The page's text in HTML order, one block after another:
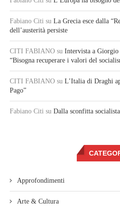
Fabiano Citi su La Grecia esce dalla
dell’austerità persiste
CITI FABIANO su Intervista a Giorgio
“Bisogna recuperare i valori del
CITI FABIANO su L’Italia di Draghi
Pago”
Fabiano Citi su Dalla sconfitta
Approfondimenti
Arte & Cultura